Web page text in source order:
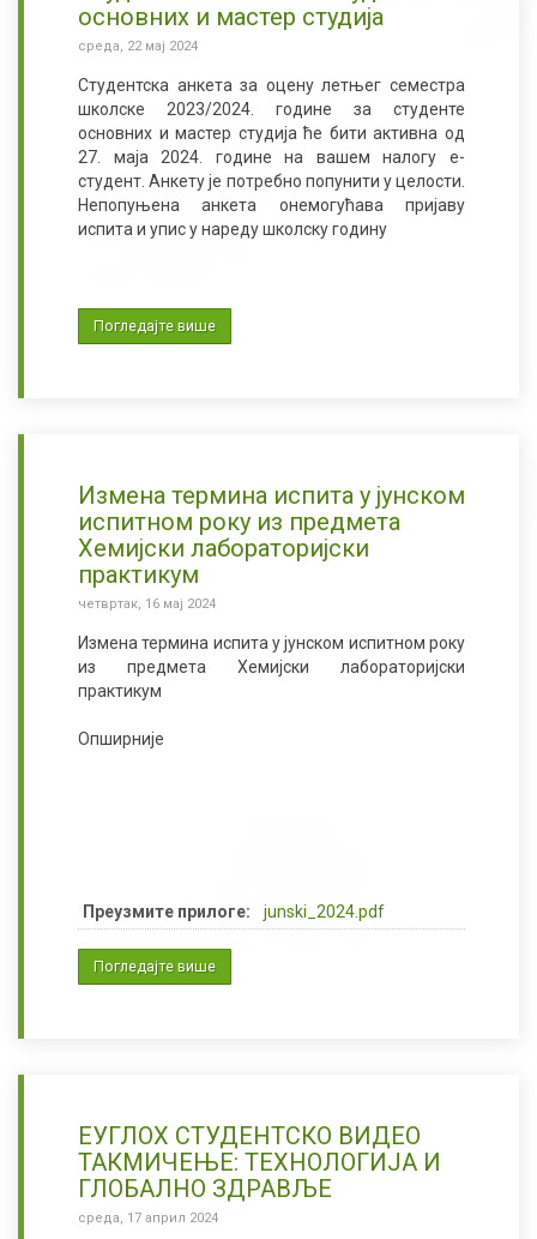
основних и мастер студија
среда, 22 мај 2024
Студентска анкета за оцену летњег семестра
школске 2023/2024. године за студенте
основних и мастер студија ће бити активна од
27. маја 2024. године на вашем налогу е-
студент. Анкету је потребно попунити у целости.
Непопуњена анкета онемогућава пријаву
испита и упис у нареду школску годину
Погледајте више
Измена термина испита у јунском
испитном року из предмета
Хемијски лабораторијски
практикум
четвртак, 16 мај 2024
Измена термина испита у јунском испитном року
из предмета Хемијски лабораторијски
практикум
Опширније
Преузмите прилоге: junski_2024.pdf
Погледајте више
ЕУГЛОХ СТУДЕНТСКО ВИДЕО
ТАКМИЧЕЊЕ: ТЕХНОЛОГИЈА И
ГЛОБАЛНО ЗДРАВЉЕ
среда, 17 април 2024